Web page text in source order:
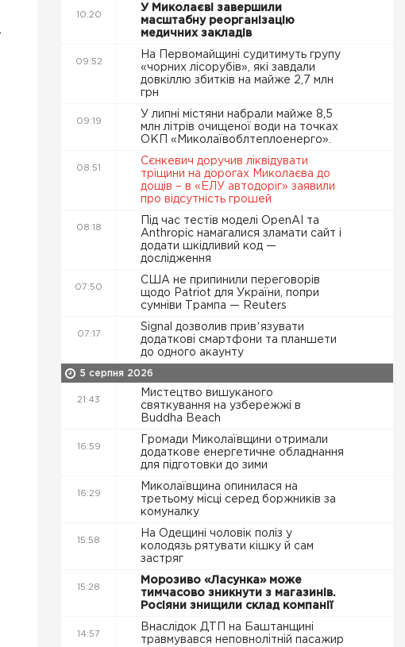
10:20
У Миколаєві завершили
масштабну реорганізацію
медичних закладів
09:52
На Первомайщині судитимуть групу
«чорних лісорубів», які завдали
довкіллю збитків на майже 2,7 млн
грн
09:19
У липні містяни набрали майже 8,5
млн літрів очищеної води на точках
ОКП «Миколаївоблтеплоенерго».
08:51
Сєнкевич доручив ліквідувати
тріщини на дорогах Миколаєва до
дощів – в «ЕЛУ автодоріг» заявили
про відсутність грошей
08:18
Під час тестів моделі OpenAI та
Anthropic намагалися зламати сайт і
додати шкідливий код —
дослідження
07:50
США не припинили переговорів
щодо Patriot для України, попри
сумніви Трампа — Reuters
07:17
Signal дозволив привʼязувати
додаткові смартфони та планшети
до одного акаунту
5 серпня 2026
21:43
Мистецтво вишуканого
святкування на узбережжі в
Buddha Beach
16:59
Громади Миколаївщини отримали
додаткове енергетичне обладнання
для підготовки до зими
16:29
Миколаївщина опинилася на
третьому місці серед боржників за
комуналку
15:58
На Одещині чоловік поліз у
колодязь рятувати кішку й сам
застряг
15:28
Морозиво «Ласунка» може
тимчасово зникнути з магазинів.
Росіяни знищили склад компанії
14:57
Внаслідок ДТП на Баштанщині
травмувався неповнолітній пасажир